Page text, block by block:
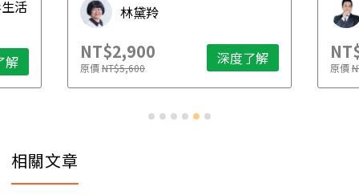
活
解
林黛羚
NT$2,900
原價NT$5,600 深度了解 原價
相關文章